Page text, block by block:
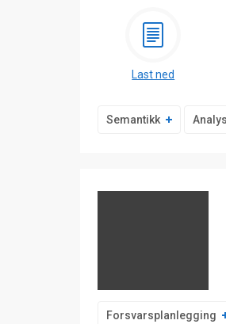
Last ned
Semantikk
Forsvarsplanlegging